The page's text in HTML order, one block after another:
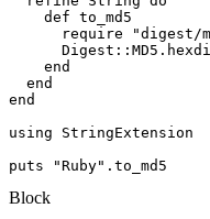
    def to_md5
require "digest/
    end
  end
end
using StringExtension
Block